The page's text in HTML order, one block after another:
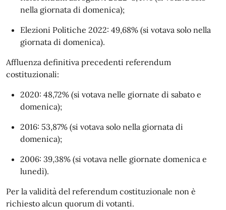
nella giornata di domenica);
Elezioni Politiche 2022: 49,68% (si votava solo nella
giornata di domenica).
Affluenza definitiva precedenti referendum
costituzionali:
2020: 48,72% (si votava nelle giornate di sabato e
domenica);
2016: 53,87% (si votava solo nella giornata di
domenica);
2006: 39,38% (si votava nelle giornate domenica e
lunedì).
Per la validità del referendum costituzionale non è
richiesto alcun quorum di votanti.